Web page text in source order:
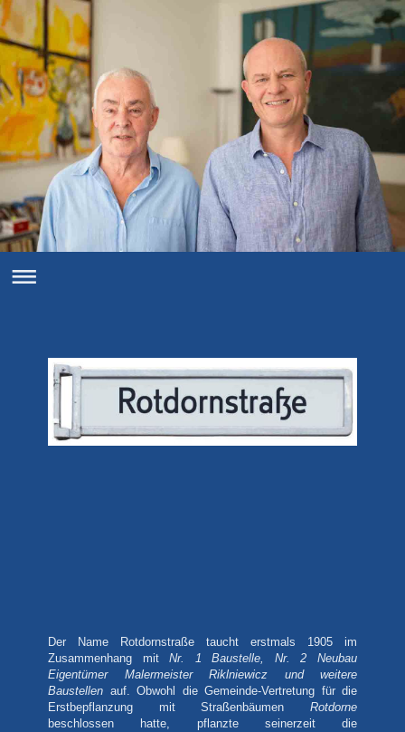
Der Name Rotdornstraße taucht erstmals 1905 im
Zusammenhang mitNr. 1 Baustelle, Nr. 2 Neubau
Eigentümer Malermeister Riklniewicz und weitere
Baustellen auf. Obwohl die Gemeinde-Vertretung für die
Erstbepflanzung mit Straßenbäumen Rotdorne
beschlossen hatte, pflanzte seinerzeit die